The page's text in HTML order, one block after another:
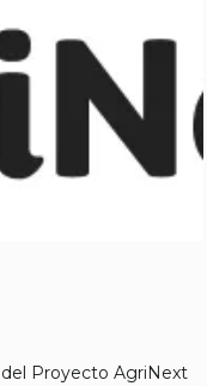
del Proyecto AgriNext